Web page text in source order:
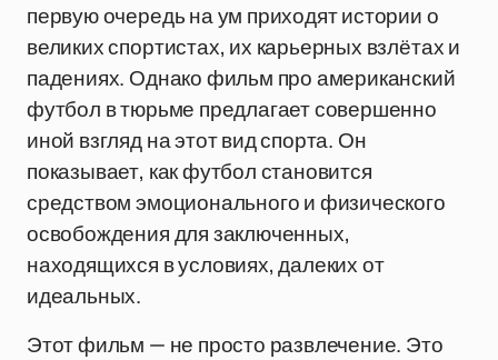
первую очередь на ум приходят истории о
великих спортистах, их карьерных взлётах и
падениях. Однако фильм про американский
футбол в тюрьме предлагает совершенно
иной взгляд на этот вид спорта. Он
показывает, как футбол становится
средством эмоционального и физического
освобождения для заключенных,
находящихся в условиях, далеких от
идеальных.
Этот фильм — не просто развлечение. Это